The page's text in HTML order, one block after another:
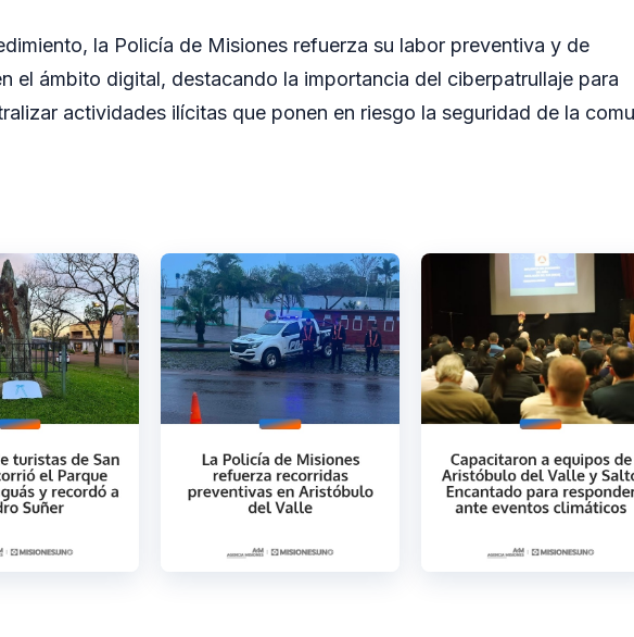
la Policía de Misiones refuerza su labor preventiva y de
el ámbito digital, destacando la importancia del ciberpatrullaje para
actividades ilícitas que ponen en riesgo la seguridad de la